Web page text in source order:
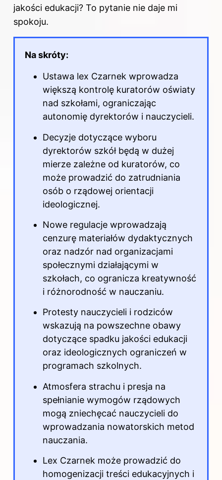
jakości edukacji? To pytanie nie daje mi
spokoju.
Na skróty:
Ustawa lex Czarnek wprowadza
większą kontrolę kuratorów oświaty
nad szkołami, ograniczając
autonomię dyrektorów i nauczycieli.
Decyzje dotyczące wyboru
dyrektorów szkół będą w dużej
mierze zależne od kuratorów, co
może prowadzić do zatrudniania
osób o rządowej orientacji
ideologicznej.
Nowe regulacje wprowadzają
cenzurę materiałów dydaktycznych
oraz nadzór nad organizacjami
społecznymi działającymi w
szkołach, co ogranicza kreatywność
i różnorodność w nauczaniu.
Protesty nauczycieli i rodziców
wskazują na powszechne obawy
dotyczące spadku jakości edukacji
oraz ideologicznych ograniczeń w
programach szkolnych.
Atmosfera strachu i presja na
spełnianie wymogów rządowych
mogą zniechęcać nauczycieli do
wprowadzania nowatorskich metod
nauczania.
Lex Czarnek może prowadzić do
homogenizacji treści edukacyjnych i